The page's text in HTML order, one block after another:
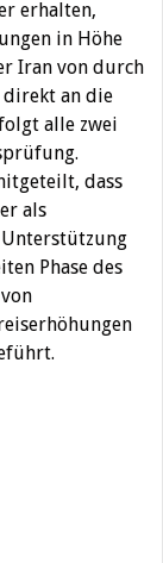
erhalten,
in Höhe
Iran von durch
direkt an die
alle zwei
dass
als
Unterstützung
Phase des